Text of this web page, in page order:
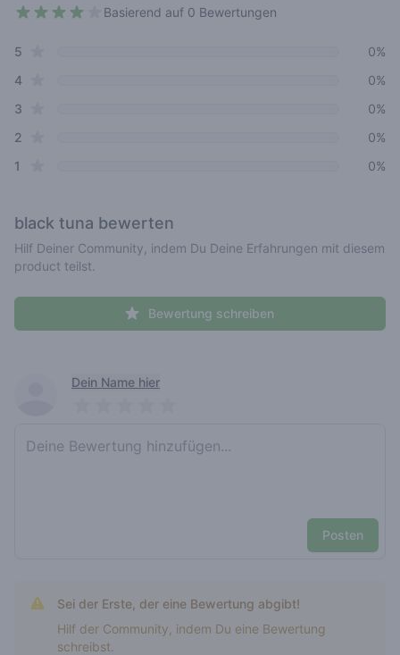
Basierend auf 0 Bewertungen
Review data
5
0%
4star reviews
0%
3
0%
2
0%
1
0%
black tuna bewerten
Hilf Deiner Community, indem Du Deine Erfahrungen mit diesem
product teilst.
Bewertung schreiben
Recent reviewsDein Name hier
Posten
Sei der Erste, der eine Bewertung abgibt!
Hilf der Community, indem Du eine Bewertung
schreibst.